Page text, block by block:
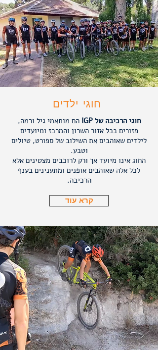
חוגי הרכיבה של IGP
הם מותאמי גיל ורמה,
פזורים בכל אזור השרון והמרכז ומיועדים
לילדים שאוהבים את השילוב של ספורט, טיולים
וטבע.
החוג אינו מיועד אך ורק לרוכבים מצטינים אלא
לכל אלה שאוהבים אופנים ומתענינים בענף
הרכיבה.
קרא עוד